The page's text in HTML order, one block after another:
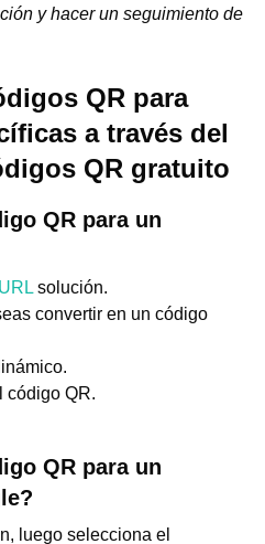
y hacer un seguimiento de
QR para
a través del
QR gratuito
QR para un
solución.
convertir en un código
código QR.
QR para un
luego selecciona el